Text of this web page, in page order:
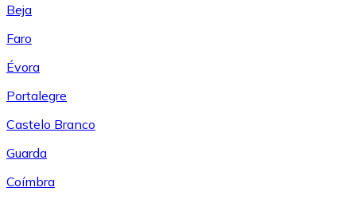
Beja
Faro
Évora
Portalegre
Castelo Branco
Guarda
Coímbra